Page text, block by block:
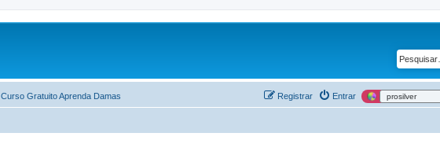
Curso Gratuito Aprenda Damas Entrar
Registrar